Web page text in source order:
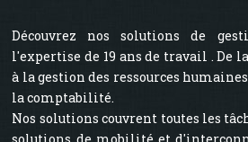
Découvrez nos solutions de
l'expertise de 19 ans de travail . De
à la gestion des ressources
la comptabilité.
Nos solutions couvrent toutes les